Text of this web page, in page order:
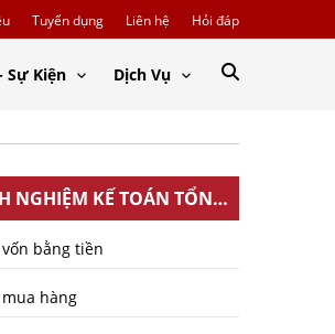
Tuyển dụng Liên hệ Hỏi đáp
Sự Kiện Dịch Vụ
NGHIỆM KẾ TOÁN TỔNG
HỢP
bằng tiền
hàng